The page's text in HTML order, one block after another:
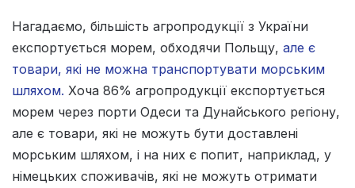
Нагадаємо, більшість агропродукції з України
експортується морем, обходячи Польщу, але є
товари, які не можна транспортувати морським
шляхом. Хоча 86% агропродукції експортується
морем через порти Одеси та Дунайського регіону,
але є товари, які не можуть бути доставлені
морським шляхом, і на них є попит, наприклад, у
німецьких споживачів, які не можуть отримати